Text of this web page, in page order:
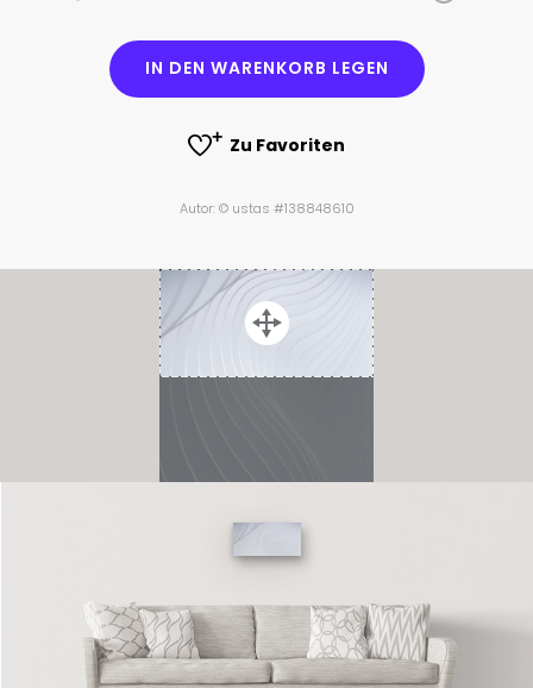
IN DEN WARENKORB LEGEN
Zu Favoriten
Autor: © ustas #138848610